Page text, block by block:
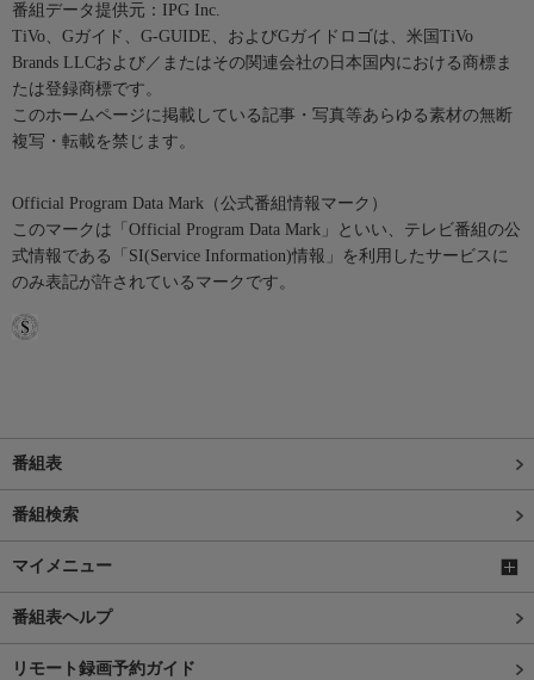
番組データ提供元：IPG Inc.
TiVo、Gガイド、G-GUIDE、およびGガイドロゴは、米国TiVo
Brands LLCおよび／またはその関連会社の日本国内における商標ま
たは登録商標です。
このホームページに掲載している記事・写真等あらゆる素材の無断
複写・転載を禁じます。
Official Program Data Mark（公式番組情報マーク）
このマークは「Official Program Data Mark」といい、テレビ番組の公
式情報である「SI(Service Information)情報」を利用したサービスに
のみ表記が許されているマークです。
番組表
番組検索
マイメニュー
番組表ヘルプ
リモート録画予約ガイド